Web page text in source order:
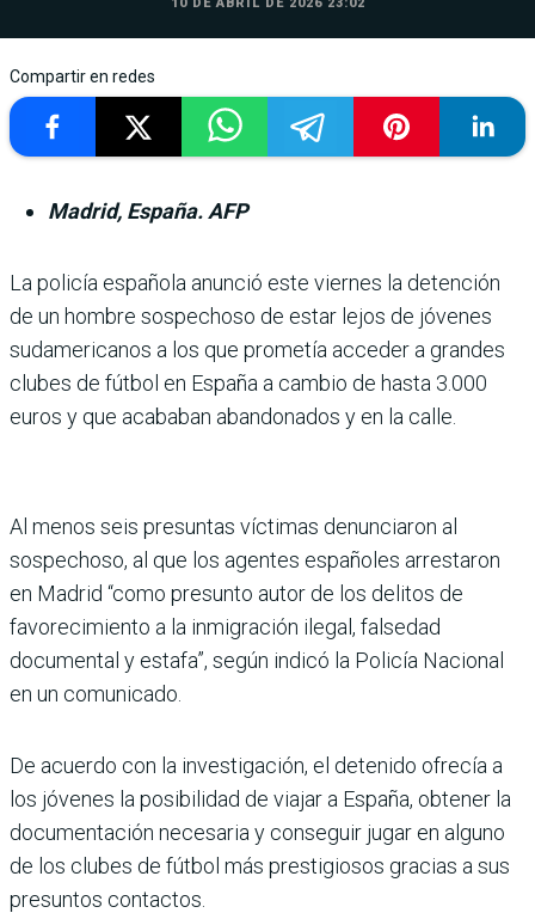
Compartir en redes
Madrid, España. AFP
La policía española anunció este viernes la detención
de un hombre sospechoso de estar lejos de jóvenes
sudamericanos a los que prometía acceder a grandes
clubes de fútbol en España a cambio de hasta 3.000
euros y que acababan abandonados y en la calle.
Al menos seis presuntas víctimas denunciaron al
sospechoso, al que los agentes españoles arrestaron
en Madrid “como presunto autor de los delitos de
favorecimiento a la inmigración ilegal, falsedad
documental y estafa”, según indicó la Policía Nacional
en un comunicado.
De acuerdo con la investigación, el detenido ofrecía a
los jóvenes la posibilidad de viajar a España, obtener la
documentación necesaria y conseguir jugar en alguno
de los clubes de fútbol más prestigiosos gracias a sus
presuntos contactos.